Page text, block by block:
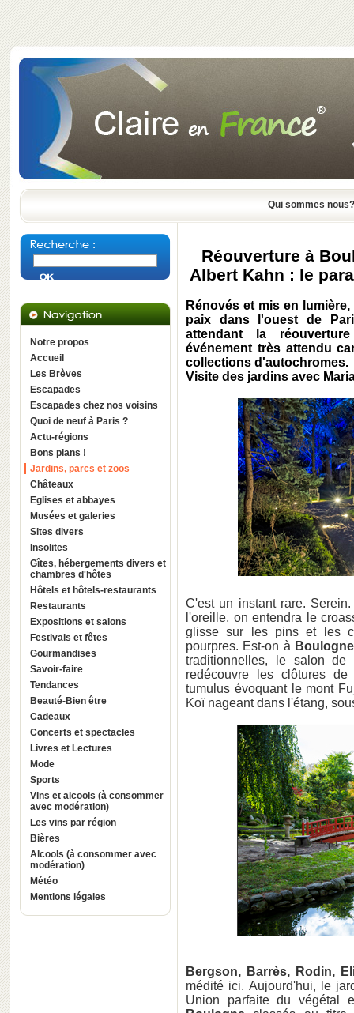
Qui sommes nous?
Notre propos
Accueil
Les Brèves
Escapades
Escapades chez nos voisins
Quoi de neuf à Paris ?
Actu-régions
Bons plans !
Jardins, parcs et zoos
Châteaux
Eglises et abbayes
Musées et galeries
Sites divers
Insolites
Gîtes, hébergements divers et
chambres d'hôtes
Hôtels et hôtels-restaurants
Restaurants
Expositions et salons
Festivals et fêtes
Gourmandises
Savoir-faire
Tendances
Beauté-Bien être
Cadeaux
Concerts et spectacles
Livres et Lectures
Mode
Sports
Vins et alcools (à consommer
avec modération)
Les vins par région
Bières
Alcools (à consommer avec
modération)
Météo
Mentions légales
Réouverture à
Albert Kahn : le
Rénovés et mis en
paix dans l'ouest de
attendant la
événement très attendu
collections d'autochromes.
Visite des jardins avec
C'est un instant rare.
l'oreille, on entendra le
glisse sur les pins et les
pourpres. Est-on à
traditionnelles, le salon de
redécouvre les clôtures
tumulus évoquant le mont
Koï nageant dans l'étang,
Bergson, Barrès, Rodin,
médité ici. Aujourd'hui, le
Union parfaite du végétal